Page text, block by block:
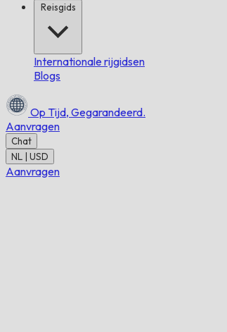
Reisgids
Internationale rijgidsen
Blogs
Op Tijd, Gegarandeerd.
Aanvragen
Chat
NL | USD
Aanvragen